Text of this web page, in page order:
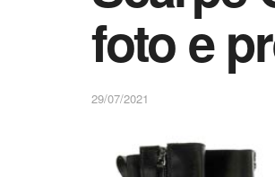
foto e
29/07/2021